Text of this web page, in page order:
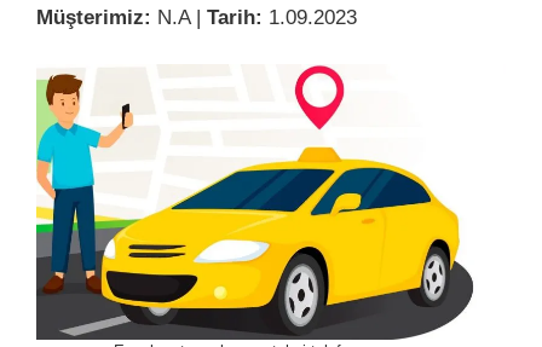
Müşterimiz: N.A | Tarih: 1.09.2023